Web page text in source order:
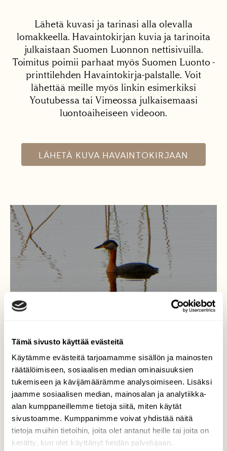
Tämä sivusto käyttää evästeitä
Käytämme evästeitä tarjoamamme sisällön ja mainosten
räätälöimiseen, sosiaalisen median ominaisuuksien
tukemiseen ja kävijämäärämme analysoimiseen. Lisäksi
jaamme sosiaalisen median, mainosalan ja analytiikka-
alan kumppaneillemme tietoja siitä, miten käytät
sivustoamme. Kumppanimme voivat yhdistää näitä
tietoja muihin tietoihin, joita olet antanut heille tai joita on
kerätty, kun olet käyttänyt heidän palvelujaan.
Lähetä kuvasi ja tarinasi alla olevalla
lomakkeella. Havaintokirjan kuvia ja tarinoita
julkaistaan Suomen Luonnon nettisivuilla.
Toimitus poimii parhaat myös Suomen Luonto -
printtilehden Havaintokirja-palstalle. Voit
lähettää meille myös linkin esimerkiksi
Youtubessa tai Vimeossa julkaisemaasi
luontoaiheiseen videoon.
LÄHETÄ KUVA HAVAINTOKIRJAAN
Härkälintu
Aamun rantakalliokävelyllä sattui silmään
tämä uimari.
Valokuvaaja: Liisa Niiva-Korpela, Taipalsaari